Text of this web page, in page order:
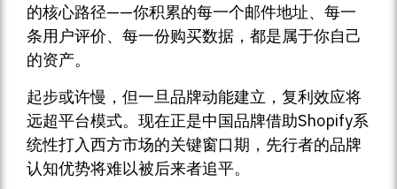
的核心路径——你积累的每一个邮件地址、每一
条用户评价、每一份购买数据，都是属于你自己
的资产。
起步或许慢，但一旦品牌动能建立，复利效应将
远超平台模式。现在正是中国品牌借助Shopify系
统性打入西方市场的关键窗口期，先行者的品牌
认知优势将难以被后来者追平。